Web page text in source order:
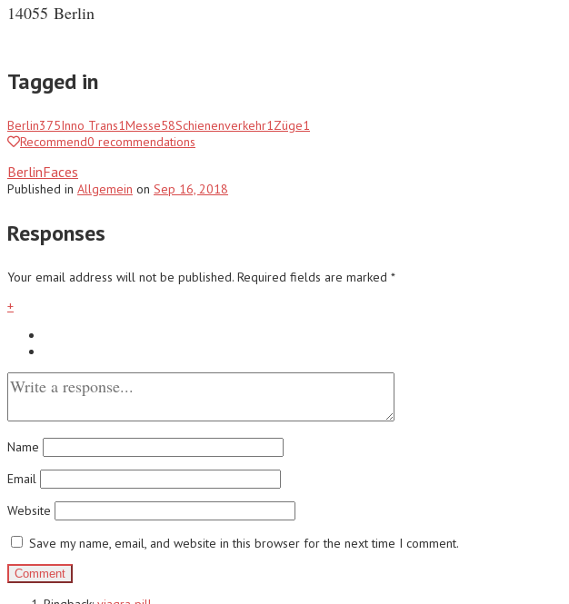
14055 Berlin
Tagged in
Berlin375Inno Trans1Messe58Schienenverkehr1Züge1
Recommend0 recommendations
BerlinFaces
Published in Allgemein on Sep 16, 2018
Responses
Your email address will not be published. Required fields are marked *
+
Name
Email
Website
Save my name, email, and website in this browser for the next time I comment.